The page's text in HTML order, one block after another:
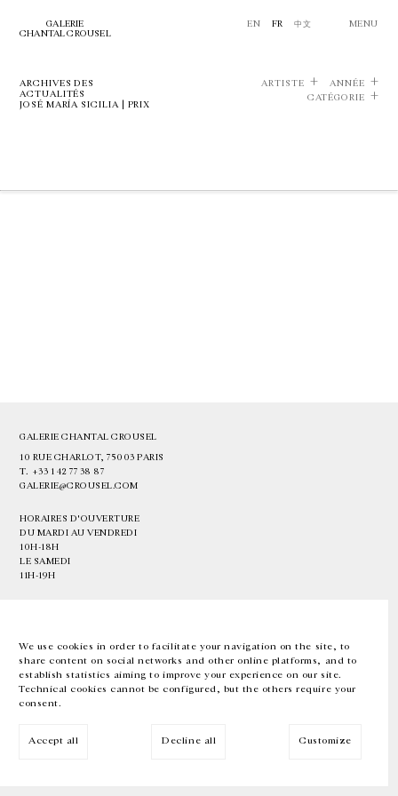
We use cookies in order to facilitate your navigation on the site, to
share content on social networks and other online platforms, and to
establish statistics aiming to improve your experience on our site.
Technical cookies cannot be configured, but the others require your
consent.
Accept all Decline all Customize
GALERIE
CHANTAL CROUSEL
EN FR 中文 MENU
ARCHIVES DES
ACTUALITÉS
JOSÉ MARÍA SICILIA | PRIX
ARTISTE
ANNÉE
CATÉGORIE
GALERIE CHANTAL CROUSEL
10 RUE CHARLOT, 75003 PARIS
T. +33 1 42 77 38 87
GALERIE@CROUSEL.COM
HORAIRES D'OUVERTURE
DU MARDI AU VENDREDI
10H-18H
LE SAMEDI
11H-19H
EN FR 中文 Facebook Instagram
Inscrivez-vous à notre newsletter